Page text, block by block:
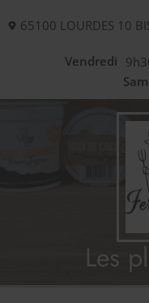
Les
10
65100 LOURDES
Vendredi